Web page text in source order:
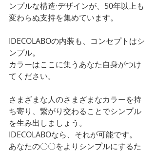
ンプルな構造·デザインが、50年以上も
変わらぬ支持を集めています。
IDECOLABOの内装も、コンセプトはシ
ンプル。
カラーはここに集うあなた自身がつけ
てください。
さまざまな人のさまざまなカラーを持
ち寄り、繋がり交わることでシンプル
を生み出しましょう。
IDECOLABOなら、それが可能です。
あなたの〇〇をよりシンプルにするた